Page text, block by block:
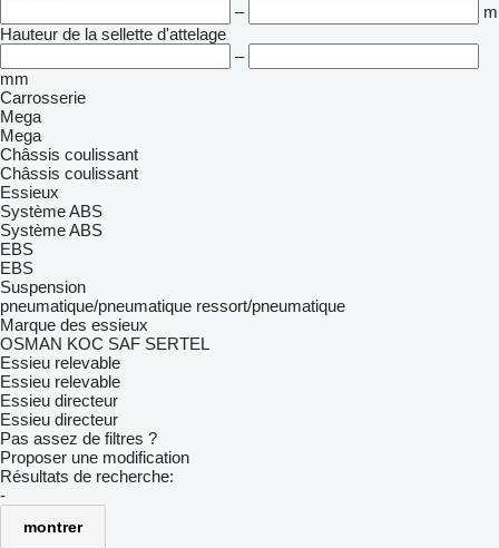
–
m
Hauteur de la sellette d'attelage
–
mm
Carrosserie
Mega
Mega
Châssis coulissant
Châssis coulissant
Essieux
Système ABS
Système ABS
EBS
EBS
Suspension
pneumatique/pneumatique ressort/pneumatique
Marque des essieux
OSMAN KOC SAF SERTEL
Essieu relevable
Essieu relevable
Essieu directeur
Essieu directeur
Pas assez de filtres ?
Proposer une modification
Résultats de recherche:
-
montrer